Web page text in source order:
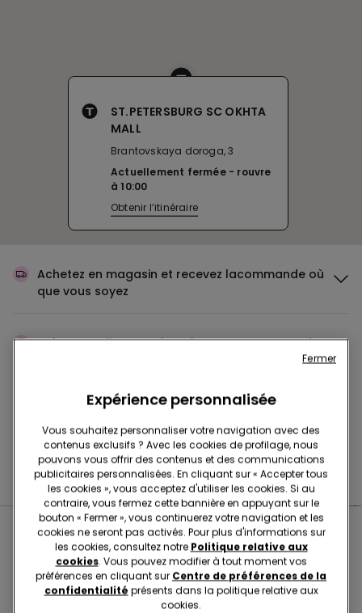
ST.PETERSBURG SC OKHTA
MALL
Brantovskaya doroga, 3
Actuellement fermée
rouvre
à 10:00
Obtenir l’itinéraire
Achetez en magasin et recevez lacommande où
que vous soyez
Achetez en ligne et récupérezvotre commande
Passez votre commande
Changer l'articleen magasin
Boutiques proches de chez
vous
Expérience personnalisée
Vous souhaitez personnaliser votre navigation avec des
contenus exclusifs ? Avec les cookies de profilage, nous
pouvons vous offrir des contenus et des communications
publicitaires personnalisées. En cliquant sur « Accepter tous
les cookies », vous acceptez d'utiliser les cookies. Si au
contraire, vous fermez cette bannière en appuyant sur le
bouton « Fermer », vous continuerez votre navigation et les
cookies ne seront pas activés. Pour plus d'informations sur
les cookies, consultez notre Politique relative aux
cookies. Vous pouvez modifier à tout moment vos
préférences en cliquant sur Centre de préférences de la
confidentialité présents dans la politique relative aux
cookies.
Fermer